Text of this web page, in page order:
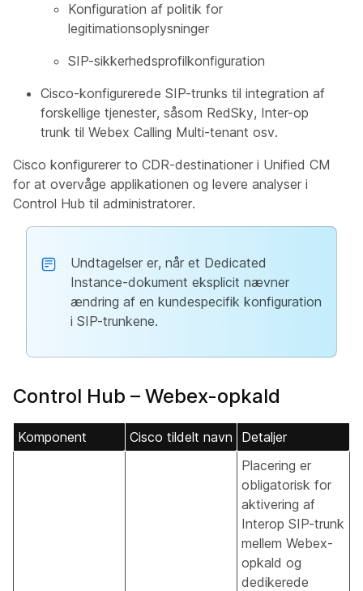
Konfiguration af politik for
legitimationsoplysninger
SIP-sikkerhedsprofilkonfiguration
Cisco-konfigurerede SIP-trunks til integration af
forskellige tjenester, såsom RedSky, Inter-op
trunk til Webex Calling Multi-tenant osv.
Cisco konfigurerer to CDR-destinationer i Unified CM
for at overvåge applikationen og levere analyser i
Control Hub til administratorer.
Undtagelser er, når et Dedicated
Instance-dokument eksplicit nævner
ændring af en kundespecifik konfiguration
i SIP-trunkene.
Control Hub – Webex-opkald
Komponent Cisco tildelt navn
Detaljer
Placering er
obligatorisk for
aktivering af
Interop SIP-trunk
mellem Webex-
opkald og
dedikerede